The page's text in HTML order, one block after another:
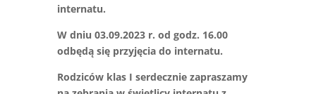
internatu.
W dniu 03.09.2023 r. od godz. 16.00
odbędą się przyjęcia do internatu.
Rodziców klas I serdecznie zapraszamy